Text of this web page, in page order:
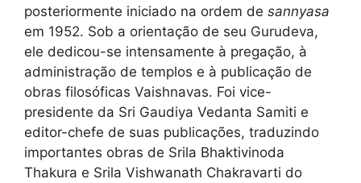
posteriormente iniciado na ordem de sannyasa
em 1952. Sob a orientação de seu Gurudeva,
ele dedicou-se intensamente à pregação, à
administração de templos e à publicação de
obras filosóficas Vaishnavas. Foi vice-
presidente da Sri Gaudiya Vedanta Samiti e
editor-chefe de suas publicações, traduzindo
importantes obras de Srila Bhaktivinoda
Thakura e Srila Vishwanath Chakravarti do